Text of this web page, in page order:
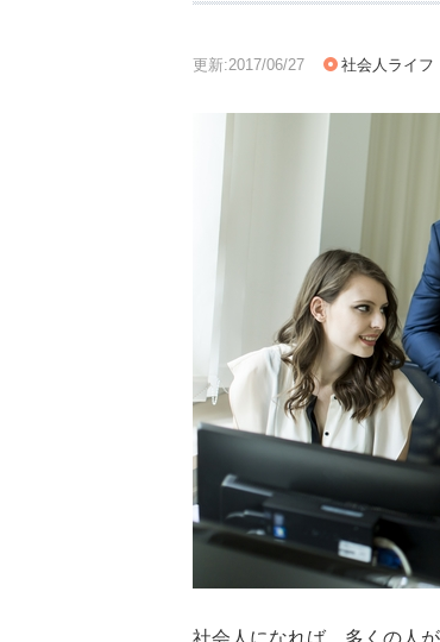
更新:2017/06/27 社会人ライフ
社会人になれば、多くの人